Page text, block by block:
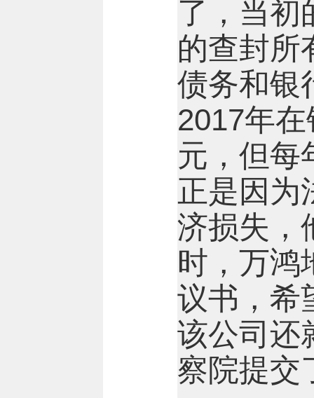
了，当初
的查封所
债务和银
2017年
元，但每
正是因为
济损失，
时，万鸿
议书，希
该公司还
察院提交